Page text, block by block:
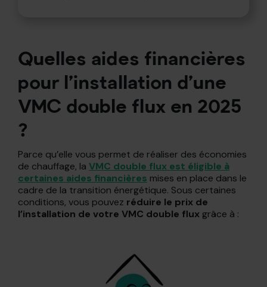
Quelles aides financières
pour l’installation d’une
VMC double flux en 2025
?
Parce qu’elle vous permet de réaliser des économies
de chauffage, la VMC double flux est éligible à
certaines aides financières mises en place dans le
cadre de la transition énergétique. Sous certaines
conditions, vous pouvez réduire le prix de
l’installation de votre VMC double flux grâce à :